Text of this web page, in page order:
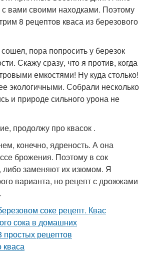
с вами своими находками. Поэтому
8 рецептов кваса из березового
пора попросить у березок
Скажу сразу, что я против, когда
емкостями! Ну куда столько!
экологичными. Собрали несколько
и природе сильного урона не
продолжу про квасок .
конечно, ядреность. А она
брожения. Поэтому в сок
заменяют их изюмом. Я
варианта, но рецепт с дрожжами